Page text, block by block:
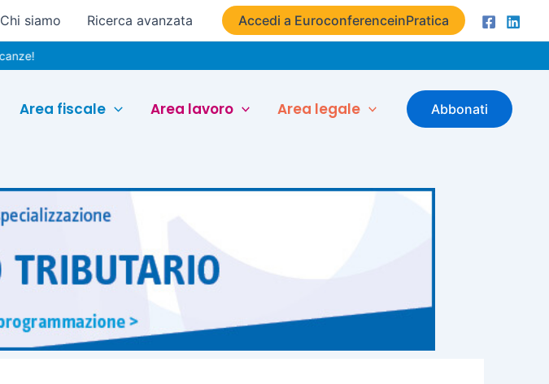
Chi siamo Ricerca avanzata Accedi a EuroconferenceinPratica
Area fiscale Area lavoro Area legale Abbonati